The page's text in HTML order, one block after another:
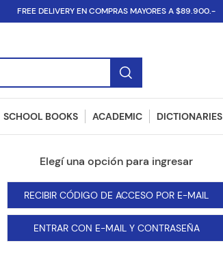
FREE DELIVERY EN COMPRAS MAYORES A $89.900.-
SCHOOL BOOKS ACADEMIC DICTIONARIES
RECIBIR CÓDIGO DE ACCESO POR E-MAIL
ENTRAR CON E-MAIL Y CONTRASEÑA